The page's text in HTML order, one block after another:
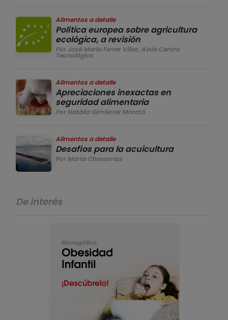
Alimentos a detalle
Política europea sobre agricultura
ecológica, a revisión
Por José María Ferrer Villar, Ainia Centro
Tecnológico
Alimentos a detalle
Apreciaciones inexactas en
seguridad alimentaria
Por Natàlia Gimferrer Morató
Alimentos a detalle
Desafíos para la acuicultura
Por Marta Chavarrías
De interés